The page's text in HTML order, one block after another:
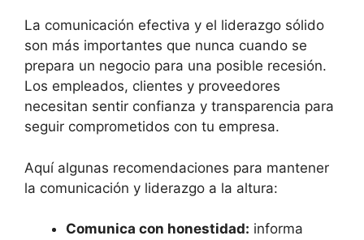
La comunicación efectiva y el liderazgo sólido
son más importantes que nunca cuando se
prepara un negocio para una posible recesión.
Los empleados, clientes y proveedores
necesitan sentir confianza y transparencia para
seguir comprometidos con tu empresa.
Aquí algunas recomendaciones para mantener
la comunicación y liderazgo a la altura:
Comunica con honestidad: informa